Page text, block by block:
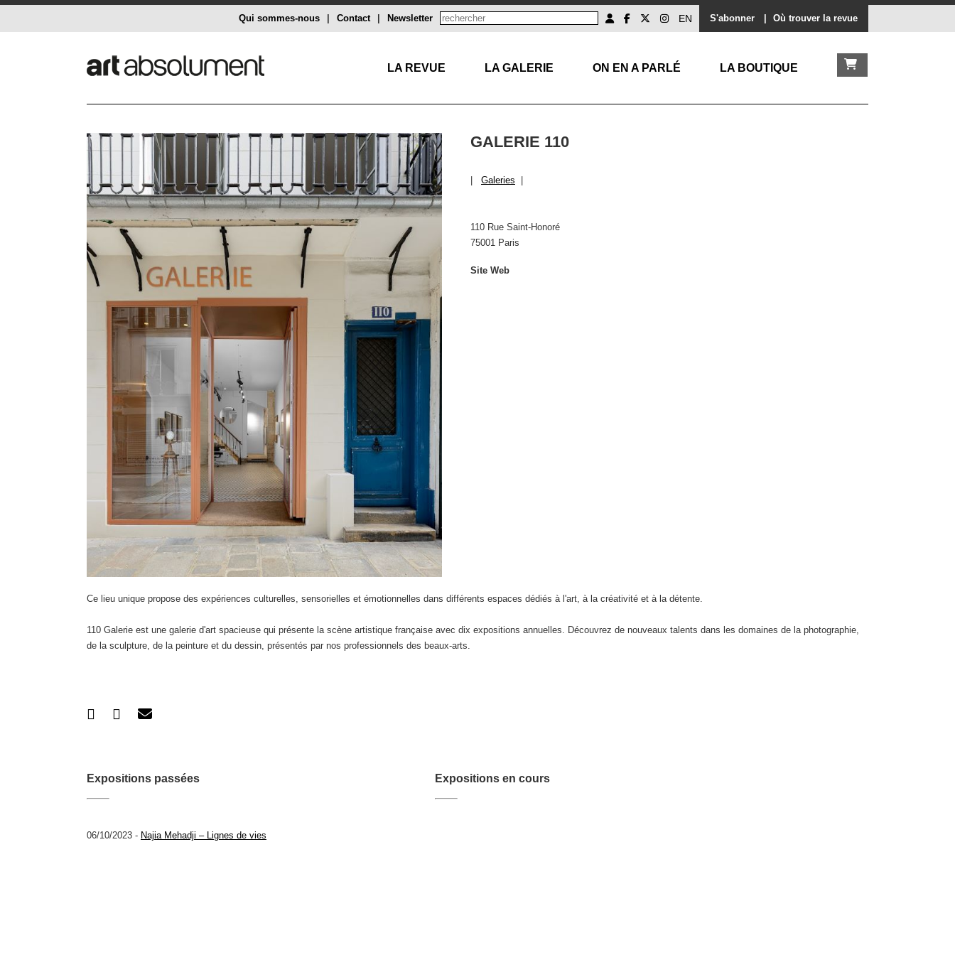
S'abonner Où trouver la revue
EN
Newsletter
Contact
Qui sommes-nous
LA REVUE LA GALERIE ON EN A PARLÉ LA BOUTIQUE
GALERIE 110
Galeries
110 Rue Saint-Honoré
75001 Paris
Site Web
Ce lieu unique propose des expériences culturelles, sensorielles et émotionnelles dans différents espaces dédiés à l'art, à la créativité et à la détente.
110 Galerie est une galerie d'art spacieuse qui présente la scène artistique française avec dix expositions annuelles. Découvrez de nouveaux talents dans les domaines de la photographie,
de la sculpture, de la peinture et du dessin, présentés par nos professionnels des beaux-arts.
Expositions passées
06/10/2023 - Najia Mehadji – Lignes de vies
Expositions en cours